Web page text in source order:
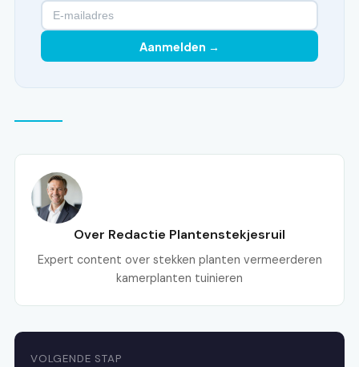
Aanmelden →
Over Redactie Plantenstekjesruil
Expert content over stekken planten vermeerderen
kamerplanten tuinieren
VOLGENDE STAP